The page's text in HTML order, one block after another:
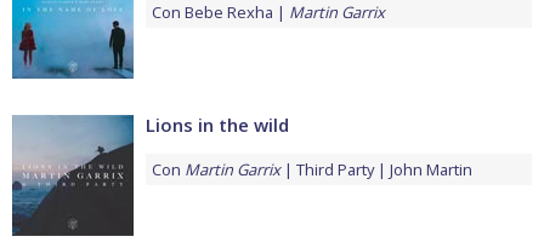
Con Bebe Rexha Martin Garrix
Lions in the wild
Con Martin Garrix Third Party John Martin